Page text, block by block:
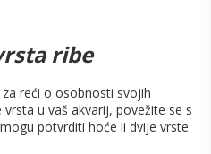
ribe
reći o osobnosti svojih
u vaš akvarij, povežite se s
potvrditi hoće li dvije vrste